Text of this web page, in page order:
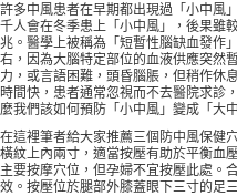
許多中風患者在早期都出現過「小中風
千人會在冬季患上「小中風」，後果雖
兆。醫學上被稱為「短暫性腦缺血發作
右，因為大腦特定部位的血液供應突然
力，或言語困難，頭昏腦脹，但稍作休
時間快，患者通常忽視而不去醫院求診
麼我們該如何預防「小中風」變成「大
在這裡筆者給大家推薦三個防中風保健
橫紋上內兩寸，適當按壓有助於平衡血
主要按摩穴位，但孕婦不宜按壓此處。
效。按壓位於腿部外膝蓋眼下三寸的足